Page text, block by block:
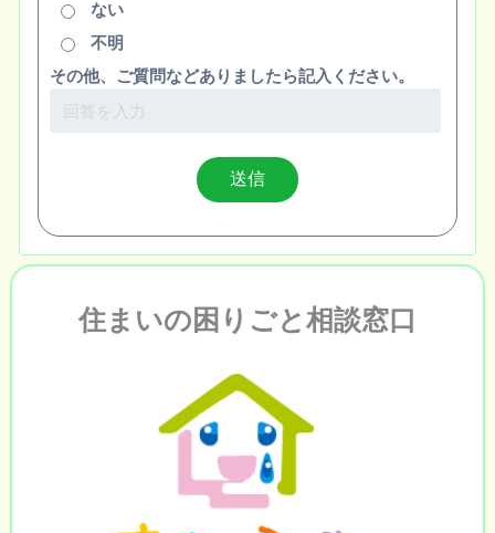
ない
不明
その他、ご質問などありましたら記入ください。
住まいの困りごと相談窓口